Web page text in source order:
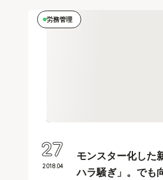
労務管理
モンスター化した
ハラ騒ぎ」。でも
2018.04
27